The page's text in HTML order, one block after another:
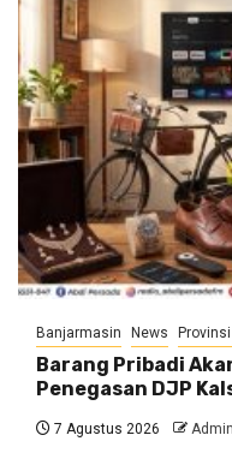
Banjarmasin News
Barang Pribadi
Penegasan DJP
7 Agustus 2026